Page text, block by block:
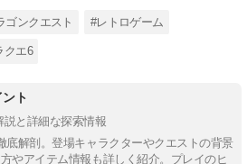
ゴンクエスト #レトロゲーム
クエ6
ト
説と詳細な探索情報
底解剖。登場キャラクターやクエストの背景
やアイテム情報も詳しく紹介。プレイのヒ